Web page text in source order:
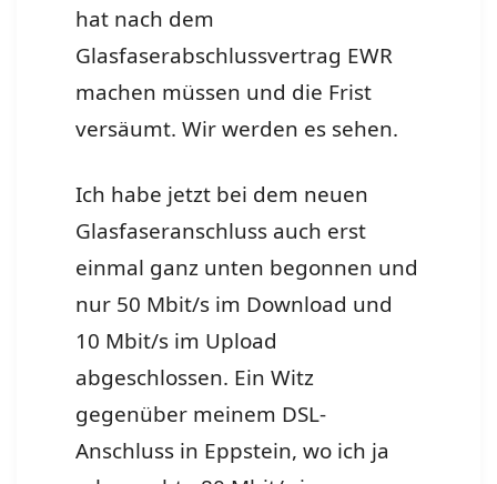
hat nach dem
Glasfaserabschlussvertrag EWR
machen müssen und die Frist
versäumt. Wir werden es sehen.
Ich habe jetzt bei dem neuen
Glasfaseranschluss auch erst
einmal ganz unten begonnen und
nur 50 Mbit/s im Download und
10 Mbit/s im Upload
abgeschlossen. Ein Witz
gegenüber meinem DSL-
Anschluss in Eppstein, wo ich ja